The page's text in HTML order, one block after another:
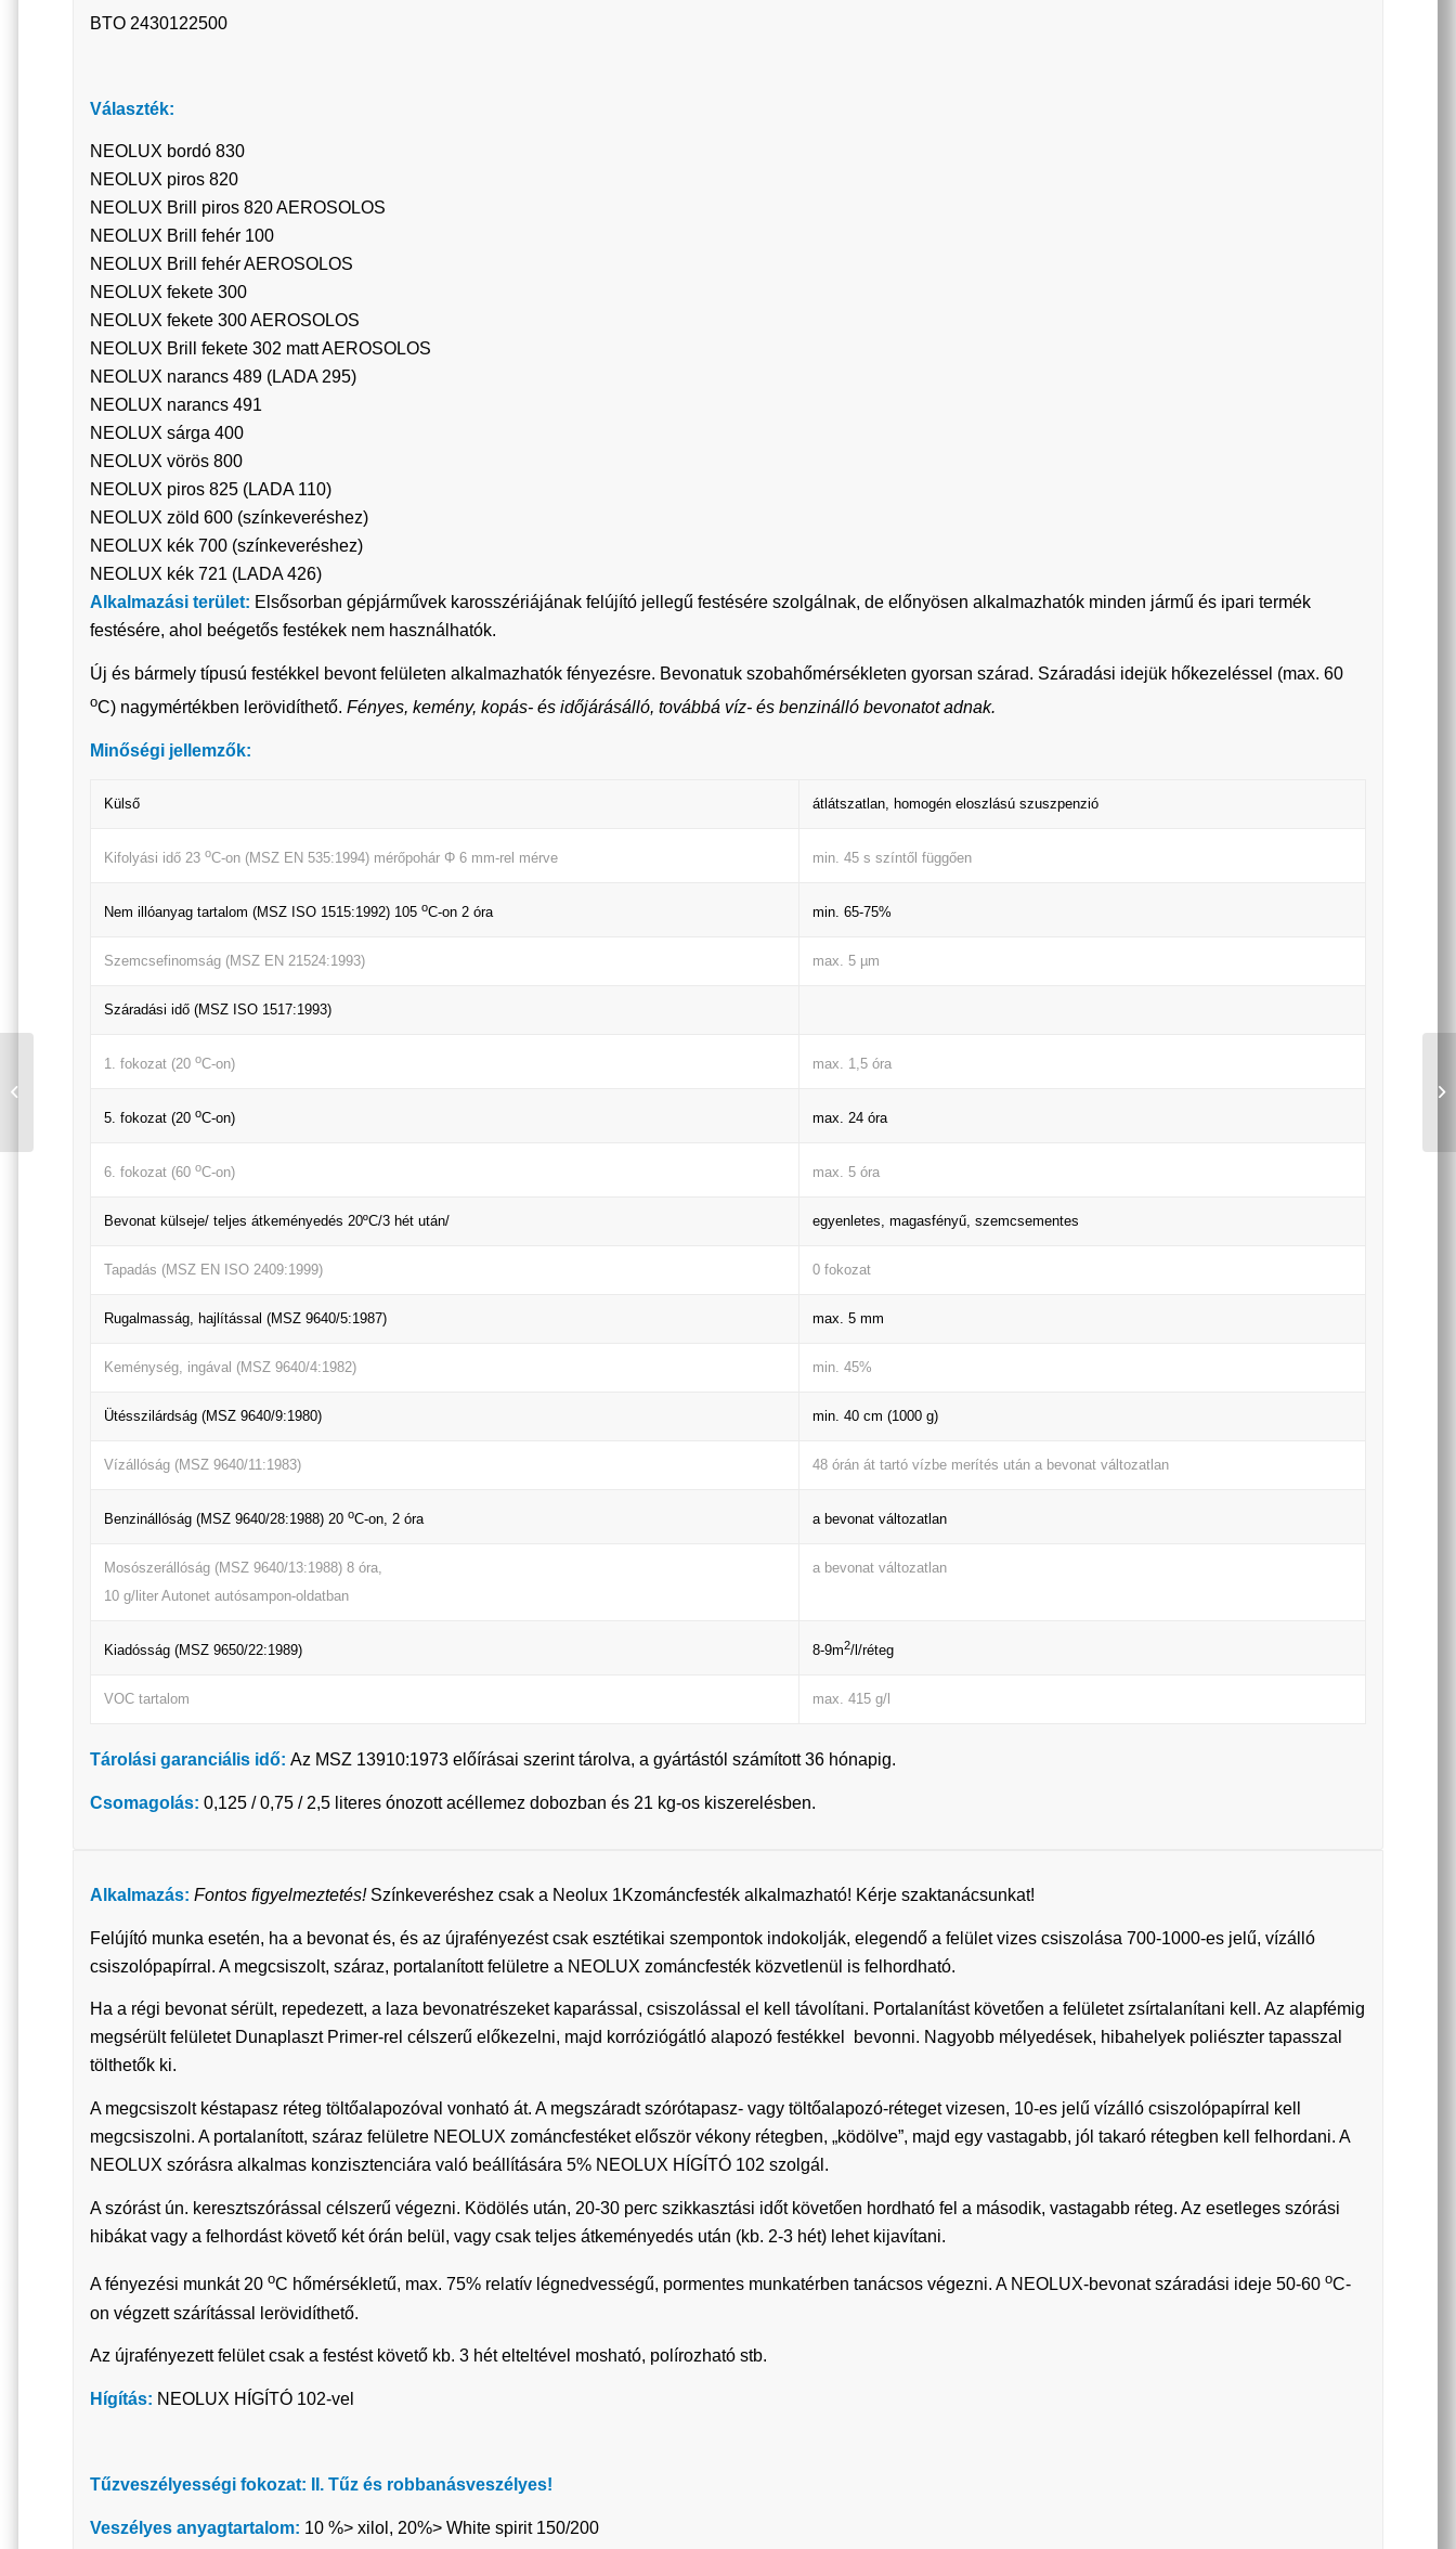
BTO 2430122500
Választék:
NEOLUX bordó 830
NEOLUX piros 820
NEOLUX Brill piros 820 AEROSOLOS
NEOLUX Brill fehér 100
NEOLUX Brill fehér AEROSOLOS
NEOLUX fekete 300
NEOLUX fekete 300 AEROSOLOS
NEOLUX Brill fekete 302 matt AEROSOLOS
NEOLUX narancs 489 (LADA 295)
NEOLUX narancs 491
NEOLUX sárga 400
NEOLUX vörös 800
NEOLUX piros 825 (LADA 110)
NEOLUX zöld 600 (színkeveréshez)
NEOLUX kék 700 (színkeveréshez)
NEOLUX kék 721 (LADA 426)
Alkalmazási terület: Elsősorban gépjárművek karosszériájának felújító jellegű festésére szolgálnak, de előnyösen alkalmazhatók minden jármű és ipari termék
festésére, ahol beégetős festékek nem használhatók.
Új és bármely típusú festékkel bevont felületen alkalmazhatók fényezésre. Bevonatuk szobahőmérsékleten gyorsan szárad. Száradási idejük hőkezeléssel (max. 60
oC) nagymértékben lerövidíthető. Fényes, kemény, kopás- és időjárásálló, továbbá víz- és benzinálló bevonatot adnak.
Minőségi jellemzők:
Külső átlátszatlan, homogén eloszlású szuszpenzió
Kifolyási idő 23 oC-on (MSZ EN 535:1994) mérőpohár Φ 6 mm-rel mérve min. 45 s színtől függően
Nem illóanyag tartalom (MSZ ISO 1515:1992) 105 oC-on 2 óra min. 65-75%
Szemcsefinomság (MSZ EN 21524:1993) max. 5 µm
Száradási idő (MSZ ISO 1517:1993)
1. fokozat (20 oC-on) max. 1,5 óra
5. fokozat (20 oC-on) max. 24 óra
6. fokozat (60 oC-on) max. 5 óra
Bevonat külseje/ teljes átkeményedés 20ºC/3 hét után/ egyenletes, magasfényű, szemcsementes
Tapadás (MSZ EN ISO 2409:1999) 0 fokozat
Rugalmasság, hajlítással (MSZ 9640/5:1987) max. 5 mm
Keménység, ingával (MSZ 9640/4:1982) min. 45%
Ütésszilárdság (MSZ 9640/9:1980) min. 40 cm (1000 g)
Vízállóság (MSZ 9640/11:1983) 48 órán át tartó vízbe merítés után a bevonat változatlan
Benzinállóság (MSZ 9640/28:1988) 20 oC-on, 2 óra a bevonat változatlan
Mosószerállóság (MSZ 9640/13:1988) 8 óra,
10 g/liter Autonet autósampon-oldatban
a bevonat változatlan
Kiadósság (MSZ 9650/22:1989) 8-9m2/l/réteg
VOC tartalom max. 415 g/l
Tárolási garanciális idő: Az MSZ 13910:1973 előírásai szerint tárolva, a gyártástól számított 36 hónapig.
Csomagolás: 0,125 / 0,75 / 2,5 literes ónozott acéllemez dobozban és 21 kg-os kiszerelésben.
Alkalmazás: Fontos figyelmeztetés!Színkeveréshez csak a Neolux 1Kzománcfesték alkalmazható! Kérje szaktanácsunkat!
Felújító munka esetén, ha a bevonat és, és az újrafényezést csak esztétikai szempontok indokolják, elegendő a felület vizes csiszolása 700-1000-es jelű, vízálló
csiszolópapírral. A megcsiszolt, száraz, portalanított felületre a NEOLUX zománcfesték közvetlenül is felhordható.
Ha a régi bevonat sérült, repedezett, a laza bevonatrészeket kaparással, csiszolással el kell távolítani. Portalanítást követően a felületet zsírtalanítani kell. Az alapfémig
megsérült felületet Dunaplaszt Primer-rel célszerű előkezelni, majd korróziógátló alapozó festékkel bevonni. Nagyobb mélyedések, hibahelyek poliészter tapasszal
tölthetők ki.
A megcsiszolt késtapasz réteg töltőalapozóval vonható át. A megszáradt szórótapasz- vagy töltőalapozó-réteget vizesen, 10-es jelű vízálló csiszolópapírral kell
megcsiszolni. A portalanított, száraz felületre NEOLUX zománcfestéket először vékony rétegben, „ködölve”, majd egy vastagabb, jól takaró rétegben kell felhordani. A
NEOLUX szórásra alkalmas konzisztenciára való beállítására 5% NEOLUX HÍGÍTÓ 102 szolgál.
A szórást ún. keresztszórással célszerű végezni. Ködölés után, 20-30 perc szikkasztási időt követően hordható fel a második, vastagabb réteg. Az esetleges szórási
hibákat vagy a felhordást követő két órán belül, vagy csak teljes átkeményedés után (kb. 2-3 hét) lehet kijavítani.
A fényezési munkát 20 oC hőmérsékletű, max. 75% relatív légnedvességű, pormentes munkatérben tanácsos végezni. A NEOLUX-bevonat száradási ideje 50-60 oC-
on végzett szárítással lerövidíthető.
Az újrafényezett felület csak a festést követő kb. 3 hét elteltével mosható, polírozható stb.
Hígítás: NEOLUX HÍGÍTÓ 102-vel
Tűzveszélyességi fokozat: II. Tűz és robbanásveszélyes!
Veszélyes anyagtartalom: 10 %> xilol, 20%> White spirit 150/200